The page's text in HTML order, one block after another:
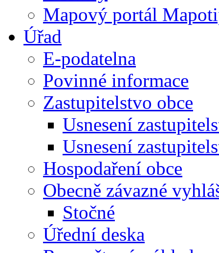
Mapový portál
Úřad
E-podatelna
Povinné informace
Zastupitelstvo obce
Usnesení
Usnesení
Hospodaření obce
Obecně závazné
Stočné
Úřední deska